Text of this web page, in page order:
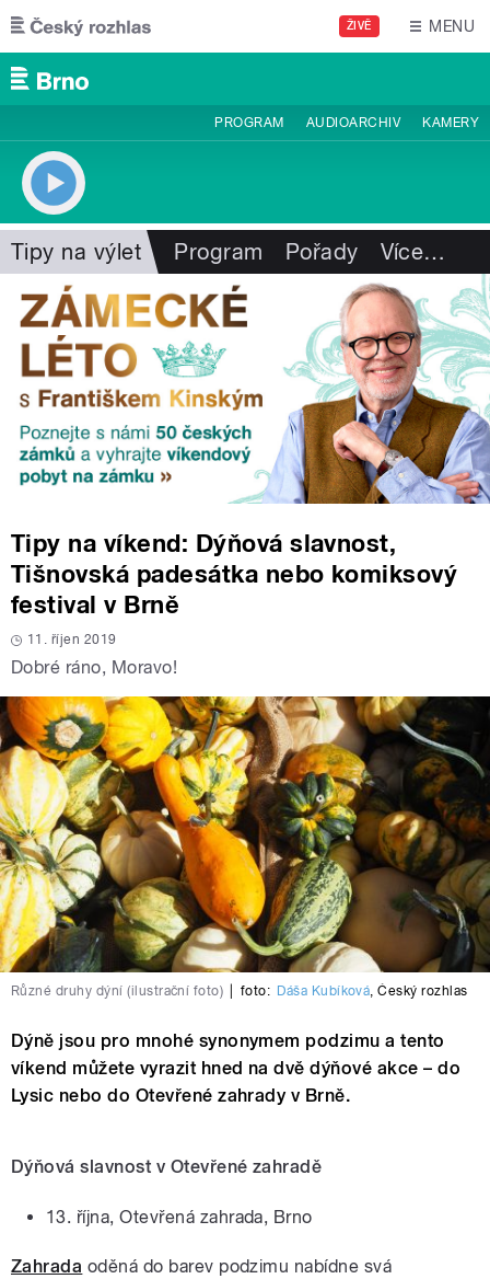
Přejít k hlavnímu obsahu
ŽIVĚ MENU
PROGRAM AUDIOARCHIV KAMERY
Tipy na výlet Program Pořady Více…
Tipy na víkend: Dýňová slavnost,
Tišnovská padesátka nebo komiksový
festival v Brně
11. říjen 2019
Dobré ráno, Moravo!
Různé druhy dýní (ilustrační foto) foto: Dáša Kubíková,Český rozhlas
Dýně jsou pro mnohé synonymem podzimu a tento
víkend můžete vyrazit hned na dvě dýňové akce – do
Lysic nebo do Otevřené zahrady v Brně.
Dýňová slavnost v Otevřené zahradě
13. října, Otevřená zahrada, Brno
Zahrada oděná do barev podzimu nabídne svá